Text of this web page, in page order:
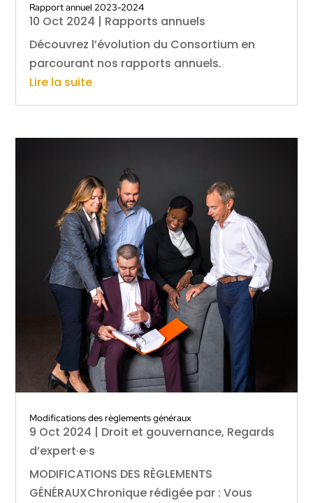
Rapport annuel 2023-2024
10 Oct 2024 | Rapports annuels
Découvrez l’évolution du Consortium en
parcourant nos rapports annuels.
Lire la suite
Modifications des règlements généraux
9 Oct 2024 | Droit et gouvernance, Regards
d’expert·e·s
MODIFICATIONS DES RÈGLEMENTS
GÉNÉRAUXChronique rédigée par : Vous